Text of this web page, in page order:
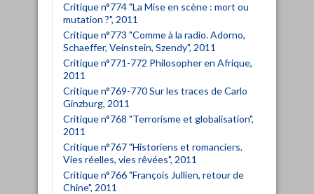
Critique n°774 "La Mise en scène : mort ou
mutation ?", 2011
Critique n°773 "Comme à la radio. Adorno,
Schaeffer, Veinstein, Szendy", 2011
Critique n°771-772 Philosopher en Afrique,
2011
Critique n°769-770 Sur les traces de Carlo
Ginzburg, 2011
Critique n°768 "Terrorisme et globalisation",
2011
Critique n°767 "Historiens et romanciers.
Vies réelles, vies rêvées", 2011
Critique n°766 "François Jullien, retour de
Chine", 2011